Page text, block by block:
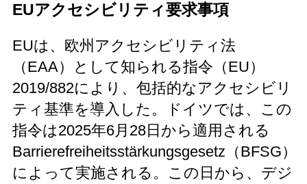
EUアクセシビリティ要求事項
EUは、欧州アクセシビリティ法
（EAA）として知られる指令（EU）
2019/882により、包括的なアクセシビリ
ティ基準を導入した。ドイツでは、この
指令は2025年6月28日から適用される
Barrierefreiheitsstärkungsgesetz（BFSG）
によって実施される。この日から、デジ